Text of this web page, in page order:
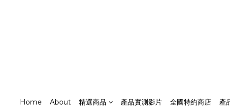
Home About 精選商品 產品實測影片 全國特約商店 產